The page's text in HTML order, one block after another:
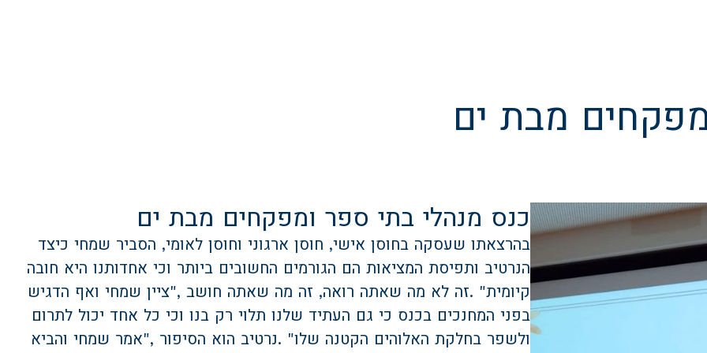
מבת ים
כנס מנהלי בתי ספר ומפקחים מבת ים
בהרצאתו שעסקה בחוסן אישי, חוסן ארגוני וחוסן לאומי, הסביר שמחי כיצד
הנרטיב ותפיסת המציאות הם הגורמים החשובים ביותר וכי אחדותנו היא חובה
קיומית. "זה לא מה שאתה רואה, זה מה שאתה חושב ",ציין שמחי ואף הדגיש
בפני המחנכים בכנס כי גם העתיד שלנו תלוי רק בנו וכי כל אחד יכול לתרום
ולשפר בחלקת האלוהים הקטנה שלו. "נרטיב הוא הסיפור ",אמר שמחי והביא